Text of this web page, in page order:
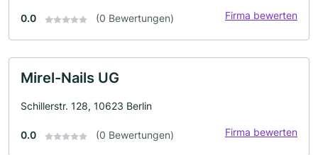
0.0 (0 Bewertungen) Firma bewerten
Mirel-Nails UG
Schillerstr. 128, 10623 Berlin
0.0 (0 Bewertungen) Firma bewerten